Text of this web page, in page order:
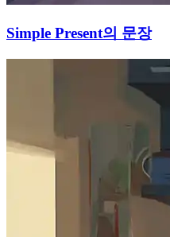
Simple Present의 문장